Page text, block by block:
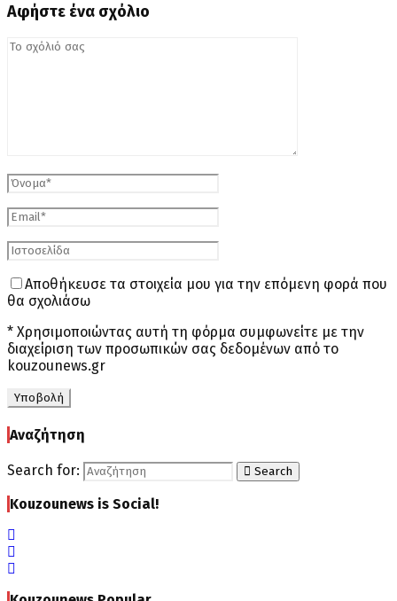
Αφήστε ένα σχόλιο
Αποθήκευσε τα στοιχεία μου για την επόμενη φορά που
θα σχολιάσω
* Χρησιμοποιώντας αυτή τη φόρμα συμφωνείτε με την
διαχείριση των προσωπικών σας δεδομένων από το
kouzounews.gr
Αναζήτηση
Search for: Search
Kouzounews is Social!